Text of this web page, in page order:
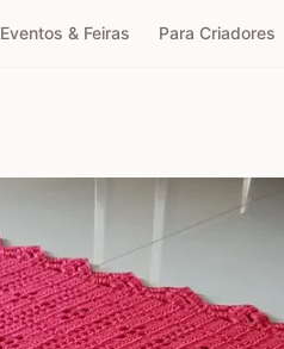
Eventos & Feiras Para Criadores